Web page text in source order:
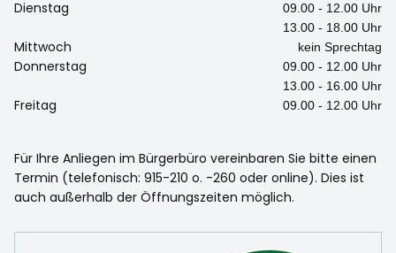
Dienstag
09.00 - 12.00 Uhr
13.00 - 18.00 Uhr
Mittwoch kein Sprechtag
Donnerstag
09.00 - 12.00 Uhr
13.00 - 16.00 Uhr
Freitag 09.00 - 12.00 Uhr
Für Ihre Anliegen im Bürgerbüro vereinbaren Sie bitte einen
Termin (telefonisch: 915-210 o. -260 oder online). Dies ist
auch außerhalb der Öffnungszeiten möglich.